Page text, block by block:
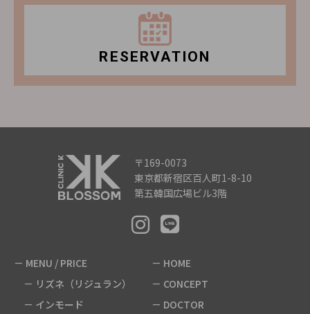
RESERVATION
〒169-0073
東京都新宿区百人町1-8-10
第五韓国広場ビル3階
MENU / PRICE
リズネ（リジュラン）
インモード
HOME
CONCEPT
DOCTOR